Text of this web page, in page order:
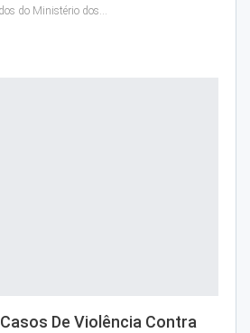
do Ministério dos…
De Violência Contra